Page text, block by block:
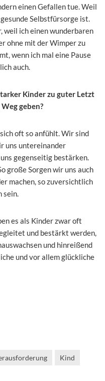
einen Gefallen tue. Weil
Selbstfürsorge ist.
weil ich einen wunderbaren
ohne mit der Wimper zu
wenn ich mal eine Pause
auch.
Kinder zu guter Letzt
geben?
oft so anfühlt. Wir sind
uns untereinander
gegenseitig bestärken.
große Sorgen wir uns auch
machen, so zuversichtlich
sein.
es als Kinder zwar oft
und bestärkt werden,
und hinreißend
und vor allem glückliche
Kind